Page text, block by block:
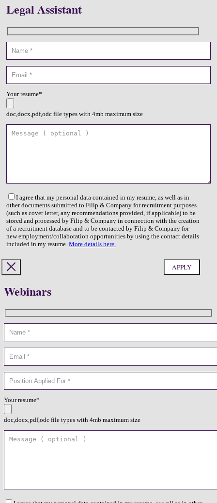
Legal Assistant
Your resume*
doc,docx,pdf,odc file types with 4mb maximum size
I agree that my personal data contained in my resume, as well as in
other documents submitted to Filip & Company for recruitment purposes
(such as cover letter, any recommendations provided, if applicable) to be
stored and processed by Filip & Company in connection with the creation
of a recruitment database and to be contacted by Filip & Company for
new employment/collaboration opportunities by using the contact details
included in my resume. More details here.
Webinars
Your resume*
doc,docx,pdf,odc file types with 4mb maximum size